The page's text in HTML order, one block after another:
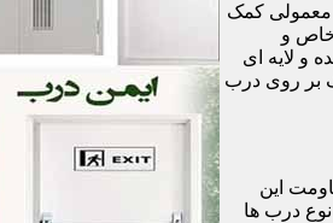
معمولی کمک
خاص و
و لایه ای
بر روی درب
این
درب ها